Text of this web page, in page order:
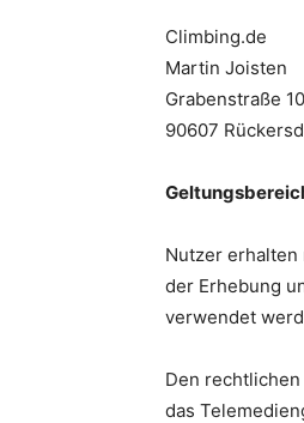
Climbing.de
Martin Joisten
Grabenstraße 10
90607
Nutzer
der Erhebung
verwendet
Den
das